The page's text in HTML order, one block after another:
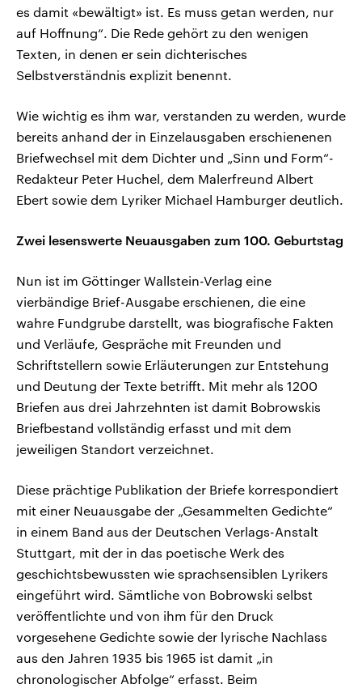
es damit «bewältigt» ist. Es muss getan werden, nur
auf Hoffnung“. Die Rede gehört zu den wenigen
Texten, in denen er sein dichterisches
Selbstverständnis explizit benennt.
Wie wichtig es ihm war, verstanden zu werden, wurde
bereits anhand der in Einzelausgaben erschienenen
Briefwechsel mit dem Dichter und „Sinn und Form“-
Redakteur Peter Huchel, dem Malerfreund Albert
Ebert sowie dem Lyriker Michael Hamburger deutlich.
Zwei lesenswerte Neuausgaben zum 100. Geburtstag
Nun ist im Göttinger Wallstein-Verlag eine
vierbändige Brief-Ausgabe erschienen, die eine
wahre Fundgrube darstellt, was biografische Fakten
und Verläufe, Gespräche mit Freunden und
Schriftstellern sowie Erläuterungen zur Entstehung
und Deutung der Texte betrifft. Mit mehr als 1200
Briefen aus drei Jahrzehnten ist damit Bobrowskis
Briefbestand vollständig erfasst und mit dem
jeweiligen Standort verzeichnet.
Diese prächtige Publikation der Briefe korrespondiert
mit einer Neuausgabe der „Gesammelten Gedichte“
in einem Band aus der Deutschen Verlags-Anstalt
Stuttgart, mit der in das poetische Werk des
geschichtsbewussten wie sprachsensiblen Lyrikers
eingeführt wird. Sämtliche von Bobrowski selbst
veröffentlichte und von ihm für den Druck
vorgesehene Gedichte sowie der lyrische Nachlass
aus den Jahren 1935 bis 1965 ist damit „in
chronologischer Abfolge“ erfasst. Beim